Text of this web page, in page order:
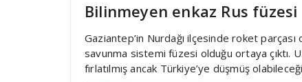
Bilinmeyen enkaz Rus füzesi
Gaziantep’in Nurdağı ilçesinde roket parçası
savunma sistemi füzesi olduğu ortaya çıktı.
fırlatılmış ancak Türkiye’ye düşmüş